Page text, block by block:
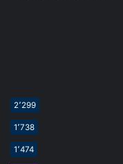
2٬299
1٬738
1٬474